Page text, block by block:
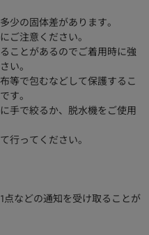
少の固体差があります。
ご注意ください。
ことがあるのでご着用時に強
い。
等で包むなどして保護するこ
す。
手で絞るか、脱水機をご使用
行ってください。
などの通知を受け取ることが